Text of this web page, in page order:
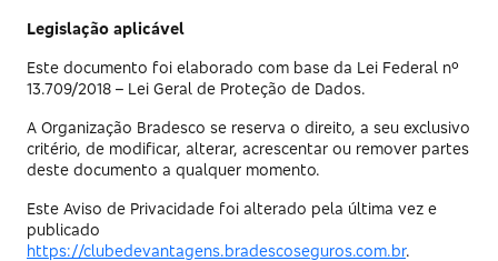
Legislação aplicável
Este documento foi elaborado com base da Lei Federal nº
13.709/2018 – Lei Geral de Proteção de Dados.
A Organização Bradesco se reserva o direito, a seu exclusivo
critério, de modificar, alterar, acrescentar ou remover partes
deste documento a qualquer momento.
Este Aviso de Privacidade foi alterado pela última vez e
publicado
https://clubedevantagens.bradescoseguros.com.br.